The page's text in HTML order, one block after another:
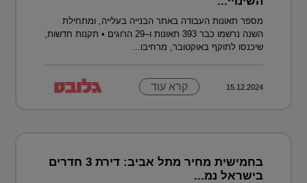
מספר תאונות העבודה באתר הבנייה בעלייה, ומתחילת
השנה נרשמו כבר 393 תאונות ו–29 הרוגים • תקנות חדשות,
שיכנסו לתוקף באוקטובר, מרחיבו...
15.12.2024 קרא עוד
בחמישית מחיר מתל אביב: דירת 3 חדרים
בישראל נמ...